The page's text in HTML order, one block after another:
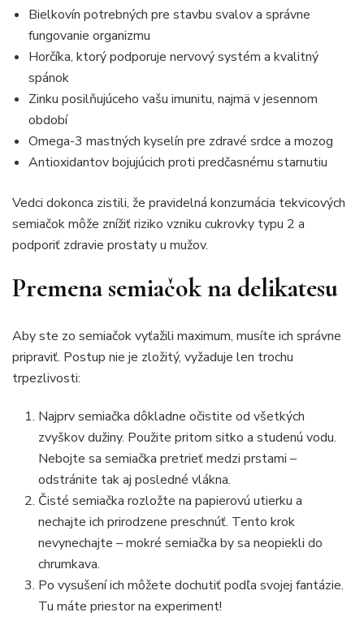
Bielkovín potrebných pre stavbu svalov a správne
fungovanie organizmu
Horčíka, ktorý podporuje nervový systém a kvalitný
spánok
Zinku posilňujúceho vašu imunitu, najmä v jesennom
období
Omega-3 mastných kyselín pre zdravé srdce a mozog
Antioxidantov bojujúcich proti predčasnému starnutiu
Vedci dokonca zistili, že pravidelná konzumácia tekvicových
semiačok môže znížiť riziko vzniku cukrovky typu 2 a
podporiť zdravie prostaty u mužov.
Premena semiačok na delikatesu
Aby ste zo semiačok vyťažili maximum, musíte ich správne
pripraviť. Postup nie je zložitý, vyžaduje len trochu
trpezlivosti:
Najprv semiačka dôkladne očistite od všetkých
zvyškov dužiny. Použite pritom sitko a studenú vodu.
Nebojte sa semiačka pretrieť medzi prstami –
odstránite tak aj posledné vlákna.
Čisté semiačka rozložte na papierovú utierku a
nechajte ich prirodzene preschnúť. Tento krok
nevynechajte – mokré semiačka by sa neopiekli do
chrumkava.
Po vysušení ich môžete dochutiť podľa svojej fantázie.
Tu máte priestor na experiment!